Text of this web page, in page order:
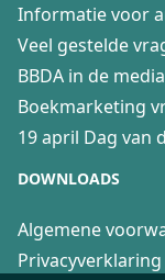
Informatie voor
Veel gestelde
BBDA in de media
Boekmarketing
19 april Dag van
DOWNLOADS
Algemene
Privacyverklaring